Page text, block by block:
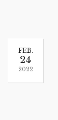
FEB.
24
2022